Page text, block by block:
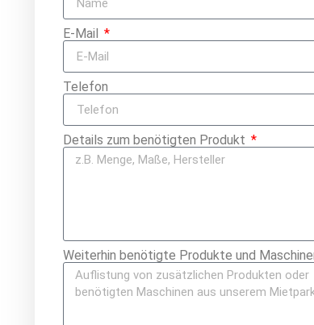
E-Mail
Telefon
Details zum benötigten Produkt
Weiterhin benötigte Produkte und